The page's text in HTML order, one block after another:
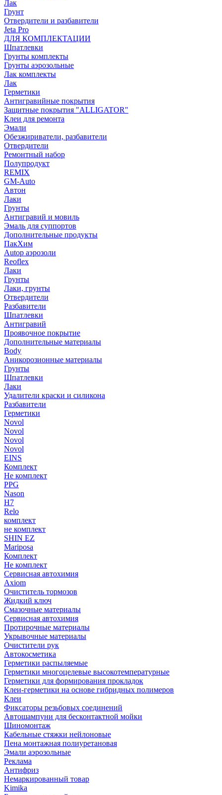
Лак
Грунт
Отвердители и разбавители
Jeta Pro
ДЛЯ КОМПЛЕКТАЦИИ
Шпатлевки
Грунты комплекты
Грунты аэрозольные
Лак комплекты
Лак
Герметики
Антигравийные покрытия
Защитные покрытия "ALLIGATOR"
Клеи для ремонта
Эмали
Обезжириватели, разбавители
Отвердители
Ремонтный набор
Полупродукт
REMIX
GM-Auto
Автон
Лаки
Грунты
Антигравий и мовиль
Эмаль для суппортов
Дополнительные продукты
ПакХим
Autop аэрозоли
Reoflex
Лаки
Грунты
Лаки, грунты
Отвердители
Разбавители
Шпатлевки
Антигравий
Проявочное покрытие
Дополнительные материалы
Body
Аникорозионные материалы
Грунты
Шпатлевки
Лаки
Удалители краски и силикона
Разбавители
Герметики
Novol
Novol
Novol
Novol
EINS
Комплект
Не комплект
PPG
Nason
H7
Relo
комплект
не комплект
SHIN EZ
Mariposa
Комплект
Не комплект
Сервисная автохимия
Axiom
Очиститель тормозов
Жидкий ключ
Смазочные материалы
Сервисная автохимия
Протирочные материалы
Укрывочные материалы
Очистители рук
Автокосметика
Герметики распыляемые
Герметики многоцелевые высокотемпературные
Герметики для формирования прокладок
Клеи-герметики на основе гибридных полимеров
Клеи
Фиксаторы резьбовых соединений
Автошампуни для бесконтактной мойки
Шиномонтаж
Кабельные стяжки нейлоновые
Пена монтажная полиуретановая
Эмали аэрозольные
Реклама
Антифриз
Немаркированный товар
Kimika